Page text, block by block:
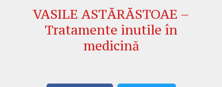
VASILE ASTĂRĂSTOAE –
Tratamente inutile în
medicină